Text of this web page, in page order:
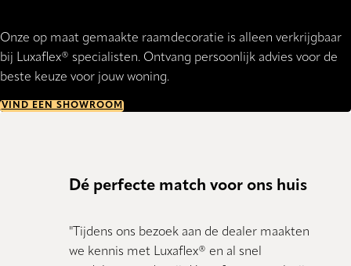
Onze op maat gemaakte raamdecoratie is alleen verkrijgbaar
bij Luxaflex® specialisten. Ontvang persoonlijk advies voor de
beste keuze voor jouw woning.
VIND EEN SHOWROOM
Dé perfecte match voor ons huis
"Tijdens ons bezoek aan de dealer maakten
we kennis met Luxaflex® en al snel